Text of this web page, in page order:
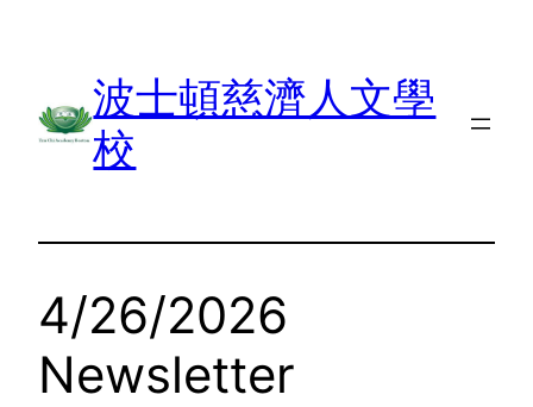
波士頓慈濟人文學
校
4/26/2026
Newsletter